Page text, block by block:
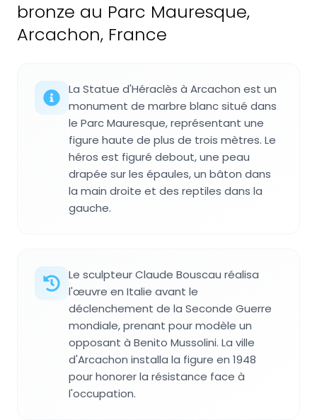
bronze au Parc Mauresque,
Arcachon, France
La Statue d'Héraclès à Arcachon est un
monument de marbre blanc situé dans
le Parc Mauresque, représentant une
figure haute de plus de trois mètres. Le
héros est figuré debout, une peau
drapée sur les épaules, un bâton dans
la main droite et des reptiles dans la
gauche.
Le sculpteur Claude Bouscau réalisa
l'œuvre en Italie avant le
déclenchement de la Seconde Guerre
mondiale, prenant pour modèle un
opposant à Benito Mussolini. La ville
d'Arcachon installa la figure en 1948
pour honorer la résistance face à
l'occupation.